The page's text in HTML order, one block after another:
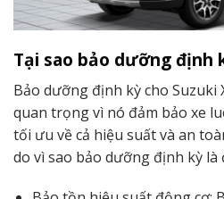
Tại sao bảo dưỡng định
Bảo dưỡng định kỳ cho Suzuki
quan trọng vì nó đảm bảo xe
tối ưu về cả hiệu suất và an
do vì sao bảo dưỡng định kỳ là